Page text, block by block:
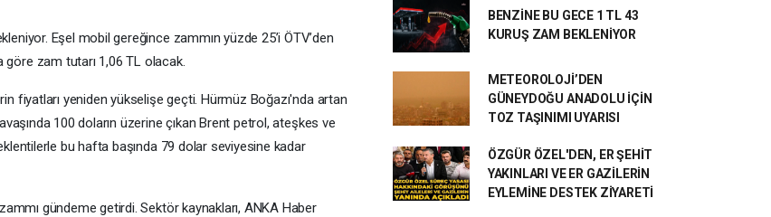
Eşel mobil gereğince zammın yüzde 25’i ÖTV’den
göre zam tutarı 1,06 TL olacak.
fiyatları yeniden yükselişe geçti. Hürmüz Boğazı'nda artan
100 doların üzerine çıkan Brent petrol, ateşkes ve
bu hafta başında 79 dolar seviyesine kadar
gündeme getirdi. Sektör kaynakları, ANKA Haber
BENZİNE BU GECE 1 TL 43
KURUŞ ZAM BEKLENİYOR
METEOROLOJİ’DEN
GÜNEYDOĞU ANADOLU İÇİN
TOZ TAŞINIMI UYARISI
ÖZGÜR ÖZEL'DEN, ER ŞEHİT
YAKINLARI VE ER GAZİLERİN
EYLEMİNE DESTEK ZİYARETİ